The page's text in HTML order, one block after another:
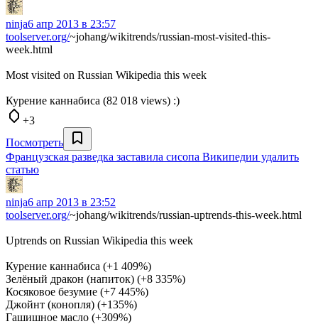
ninja6 апр 2013 в 23:57
toolserver.org/~johang/wikitrends/russian-most-visited-this-
week.html
Most visited on Russian Wikipedia this week
Курение каннабиса (82 018 views) :)
+3
Посмотреть
Французская разведка заставила сисопа Википедии удалить
статью
ninja6 апр 2013 в 23:52
toolserver.org/~johang/wikitrends/russian-uptrends-this-week.html
Uptrends on Russian Wikipedia this week
Курение каннабиса (+1 409%)
Зелёный дракон (напиток) (+8 335%)
Косяковое безумие (+7 445%)
Джойнт (конопля) (+135%)
Гашишное масло (+309%)